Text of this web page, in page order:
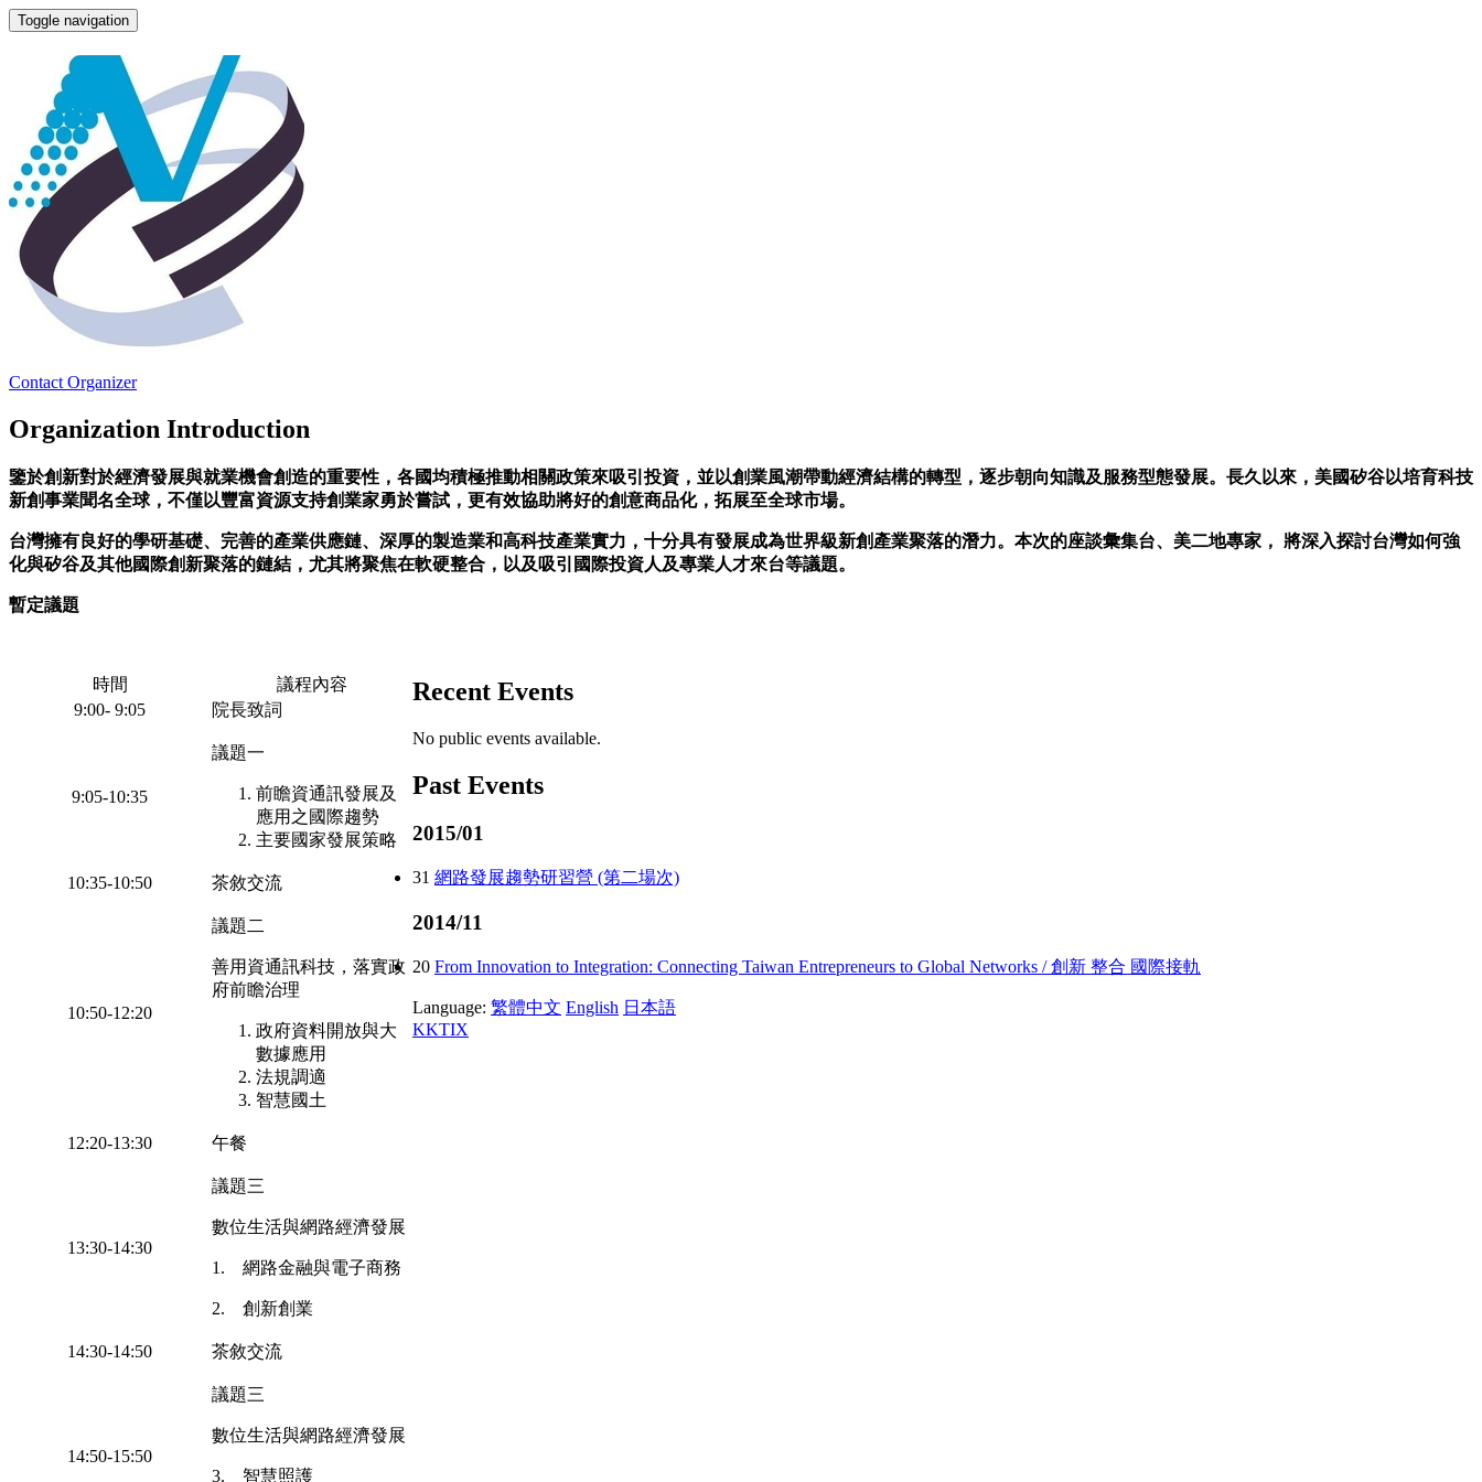
Toggle navigation
Contact Organizer
Organization Introduction
鑒於創新對於經濟發展與就業機會創造的重要性，各國均積極推動相關政策來吸引投資，並以創業風潮帶動經濟結構的轉型，逐步朝向知識及服務型態發展。長久以來，美國矽谷以培育科技
新創事業聞名全球，不僅以豐富資源支持創業家勇於嘗試，更有效協助將好的創意商品化，拓展至全球市場。
台灣擁有良好的學研基礎、完善的產業供應鏈、深厚的製造業和高科技產業實力，十分具有發展成為世界級新創產業聚落的潛力。本次的座談彙集台、美二地專家， 將深入探討台灣如何強
化與矽谷及其他國際創新聚落的鏈結，尤其將聚焦在軟硬整合，以及吸引國際投資人及專業人才來台等議題。
暫定議題
時間
議程內容
9:00- 9:05
院長致詞
9:05-10:35
議題一
前瞻資通訊發展及
應用之國際趨勢
主要國家發展策略
10:35-10:50 茶敘交流
10:50-12:20
議題二
善用資通訊科技，落實政
府前瞻治理
政府資料開放與大
數據應用
法規調適
智慧國土
12:20-13:30 午餐
13:30-14:30
議題三
數位生活與網路經濟發展
1. 網路金融與電子商務
2. 創新創業
14:30-14:50 茶敘交流
14:50-15:50
議題三
數位生活與網路經濟發展
3. 智慧照護
Recent Events
No public events available.
Past Events
2015/01
31 網路發展趨勢研習營 (第二場次)
2014/11
20 From Innovation to Integration: Connecting Taiwan Entrepreneurs to Global Networks / 創新 整合 國際接軌
Language: 繁體中文 English 日本語
KKTIX